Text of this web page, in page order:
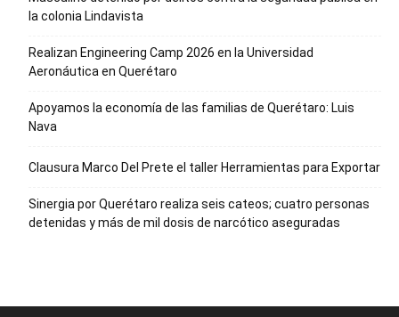
la colonia Lindavista
Realizan Engineering Camp 2026 en la Universidad
Aeronáutica en Querétaro
Apoyamos la economía de las familias de Querétaro: Luis
Nava
Clausura Marco Del Prete el taller Herramientas para Exportar
Sinergia por Querétaro realiza seis cateos; cuatro personas
detenidas y más de mil dosis de narcótico aseguradas